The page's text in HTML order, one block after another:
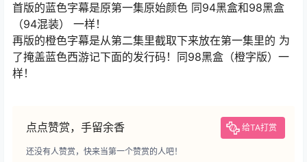
首版的蓝色字幕是原第一集原始颜色 同94黑盒和98黑盒
（94混装） 一样！
再版的橙色字幕是从第二集里截取下来放在第一集里的 为
了掩盖蓝色西游记下面的发行码！同98黑盒（橙字版）一
样！
点点赞赏，手留余香 给TA打赏
还没有人赞赏，快来当第一个赞赏的人吧！